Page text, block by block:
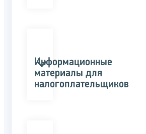
Информационные
материалы для
налогоплательщиков